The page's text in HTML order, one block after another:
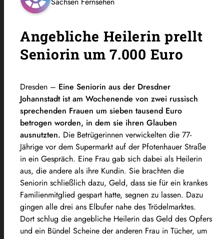
Angebliche Heilerin prellt
Seniorin um 7.000 Euro
Dresden – Eine Seniorin aus der Dresdner
Johannstadt ist am Wochenende von zwei russisch
sprechenden Frauen um sieben tausend Euro
betrogen worden, in dem sie ihren Glauben
ausnutzten. Die Betrügerinnen verwickelten die 77-
Jährige vor dem Supermarkt auf der Pfotenhauer Straße
in ein Gespräch. Eine Frau gab sich dabei als Heilerin
aus, die andere als ihre Kundin. Sie brachten die
Seniorin schließlich dazu, Geld, dass sie für ein krankes
Familienmitglied gespart hatte, segnen zu lassen. Dazu
gingen alle drei ans Elbufer nahe des Trödelmarktes.
Dort schlug die angebliche Heilerin das Geld des Opfers
und ein Bündel Scheine der anderen Frau in Tücher, um